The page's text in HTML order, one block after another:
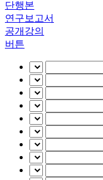
단행본
연구보고서
공개강의
버튼